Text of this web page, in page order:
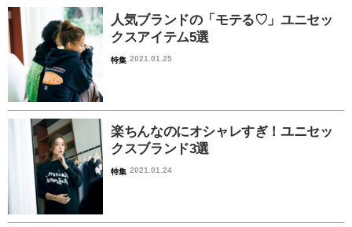
人気ブランドの「モテる♡」ユニセッ
クスアイテム5選
特集 2021.01.25
楽ちんなのにオシャレすぎ！ユニセッ
クスブランド3選
特集 2021.01.24